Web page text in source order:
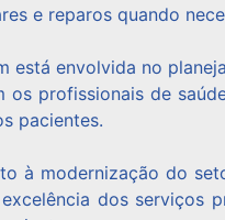
e reparos quando
está envolvida no
os profissionais de
pacientes.
à modernização do
dos serviços